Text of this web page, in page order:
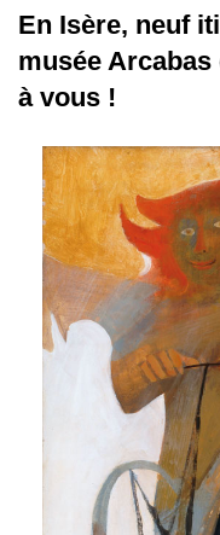
En Isère, neuf
musée
à vous !